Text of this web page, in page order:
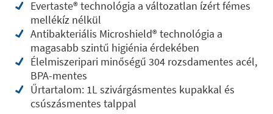
Evertaste®️ technológia a változatlan ízért fémes
mellékíz nélkül
Antibakteriális Microshield®️ technológia a
magasabb szintű higiénia érdekében
Élelmiszeripari minőségű 304 rozsdamentes acél,
BPA-mentes
Űrtartalom: 1L szivárgásmentes kupakkal és
csúszásmentes talppal